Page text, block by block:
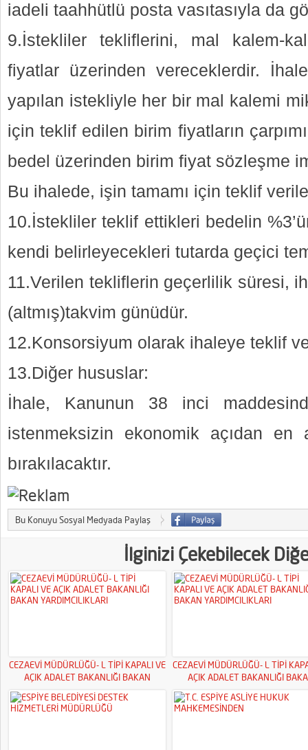
iadeli taahhütlü posta vasıtasıyla da
9.İstekliler tekliflerini, mal kalem-
fiyatlar üzerinden vereceklerdir.
yapılan istekliyle her bir mal kalemi
için teklif edilen birim fiyatların
bedel üzerinden birim fiyat sözleşme
Bu ihalede, işin tamamı için teklif
10.İstekliler teklif ettikleri bedelin
kendi belirleyecekleri tutarda geçici
11.Verilen tekliflerin geçerlilik süresi,
(altmış)takvim günüdür.
12.Konsorsiyum olarak ihaleye teklif
13.Diğer hususlar:
İhale, Kanunun 38 inci
istenmeksizin ekonomik açıdan en
bırakılacaktır.
Bu Konuyu Sosyal Medyada Paylaş
İlginizi Çekebilecek
CEZAEVİ MÜDÜRLÜĞÜ- L TİPİ KAPALI VE
AÇIK ADALET BAKANLIĞI BAKAN
CEZAEVİ MÜDÜRLÜĞÜ- L TİPİ
AÇIK ADALET BAKANLIĞI